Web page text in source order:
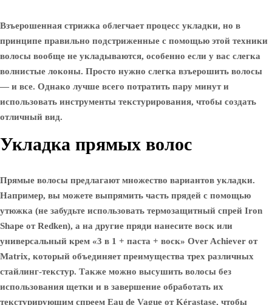
Взъерошенная стрижка облегчает процесс укладки, но в
принципе правильно подстриженные с помощью этой техники
волосы вообще не укладываются, особенно если у вас слегка
волнистые локоны. Просто нужно слегка взъерошить волосы
— и все. Однако лучше всего потратить пару минут и
использовать инструменты текстурирования, чтобы создать
отличный вид.
Укладка прямых волос
Прямые волосы предлагают множество вариантов укладки.
Например, вы можете выпрямить часть прядей с помощью
утюжка (не забудьте использовать термозащитный спрей Iron
Shape от Redken), а на другие пряди нанесите воск или
универсальный крем «3 в 1 + паста + воск» Over Achiever от
Matrix, который объединяет преимущества трех различных
стайлинг-текстур. Также можно высушить волосы без
использования щетки и в завершение обработать их
текстурирующим спреем Eau de Vague от Kérastase, чтобы